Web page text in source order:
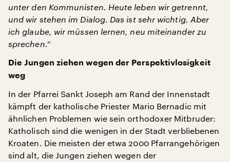
unter den Kommunisten. Heute leben wir getrennt,
und wir stehen im Dialog. Das ist sehr wichtig. Aber
ich glaube, wir müssen lernen, neu miteinander zu
sprechen.“
Die Jungen ziehen wegen der Perspektivlosigkeit
weg
In der Pfarrei Sankt Joseph am Rand der Innenstadt
kämpft der katholische Priester Mario Bernadic mit
ähnlichen Problemen wie sein orthodoxer Mitbruder:
Katholisch sind die wenigen in der Stadt verbliebenen
Kroaten. Die meisten der etwa 2000 Pfarrangehörigen
sind alt, die Jungen ziehen wegen der